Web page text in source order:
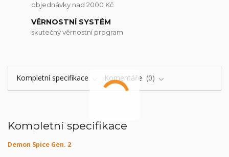
objednávky nad 2000 Kč
VĚRNOSTNÍ SYSTÉM
skutečný věrnostní program
Kompletní specifikace Komentáře 0
Kompletní specifikace
Demon Spice Gen. 2